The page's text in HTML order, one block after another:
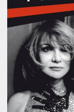
SUR
"THE
cinema
la 17e edition de
le 20 juillet
integral) de